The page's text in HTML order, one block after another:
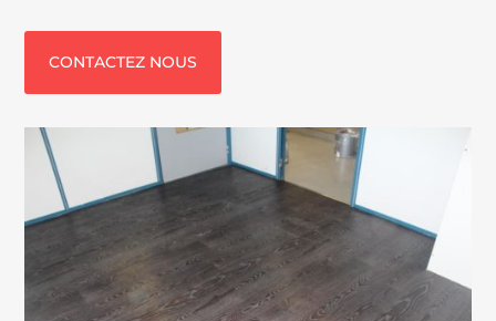
CONTACTEZ NOUS